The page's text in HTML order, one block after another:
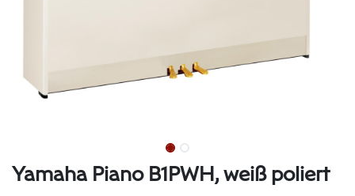
Yamaha Piano B1PWH, weiß poliert